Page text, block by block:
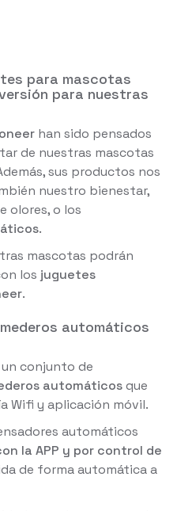
para mascotas
para nuestras
han sido pensados
de nuestras mascotas
sus productos nos
nuestro bienestar,
olores, o los
.
mascotas podrán
los juguetes
.
automáticos
conjunto de
automáticosque
Wifi y aplicación móvil.
automáticos
la APP y por control de
de forma automática a